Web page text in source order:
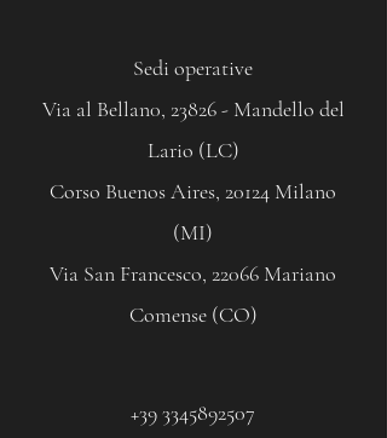
Sedi operative
Via al Bellan0, 23826 - Mandello del
Lario (LC)
Corso Buenos Aires, 20124 Milano
(MI)
Via San Francesco, 22066 Mariano
Comense (CO)
+39 3345892507